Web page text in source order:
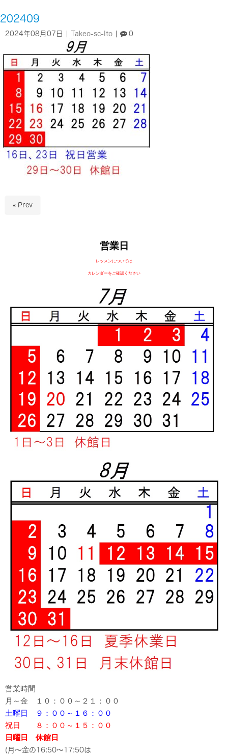
202409
2024年08月07日 | Takeo-sc-Ito | 0
« Prev
営業日
レッスンについては
カレンダーをご確認ください
営業時間
月～金 １０：００～２１：００
土曜日 ９：００～１６：００
祝日 ８：００～１５：００
日曜日 休館日
(月～金の16:50～17:50は